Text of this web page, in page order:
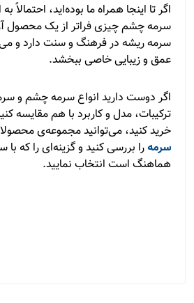
اگر تا اینجا همراه ما بوده‌اید، احتمالاً
سرمه چشم چیزی فراتر از یک محصول
سرمه ریشه در فرهنگ و سنت دارد و
عمق و زیبایی خاصی ببخشد.
اگر دوست دارید انواع سرمه چشم و
ترکیبات، مدل و کاربرد با هم مقایسه
خرید کنید، می‌توانید مجموعه‌ی
سرمهرا بررسی کنید و گزینه‌ای را که با
هماهنگ است انتخاب نمایید.